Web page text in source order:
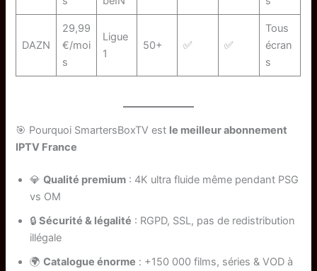
DAZN
29,99
€/moi
s
Ligue
1
50+ ✅ ✅
Tous
écran
s
🎯 Pourquoi SmartersBoxTV est le meilleur abonnement
IPTV France
💎Qualité premium : 4K ultra fluide même pendant PSG
vs OM
🔒Sécurité & légalité : RGPD, SSL, pas de redistribution
illégale
🌍Catalogue énorme : +150 000 films, séries & VOD à